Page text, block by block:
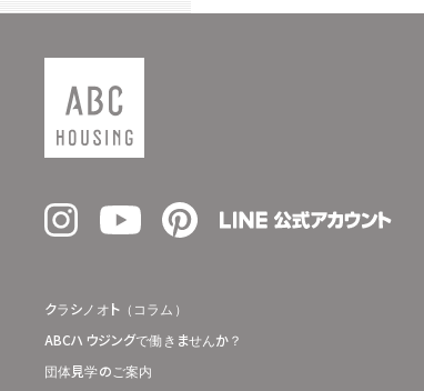
クラシノオト（コラム）
ABCハウジングで働きませんか？
団体見学のご案内